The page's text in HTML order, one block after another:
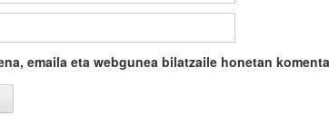
emaila eta webgunea bilatzaile honetan